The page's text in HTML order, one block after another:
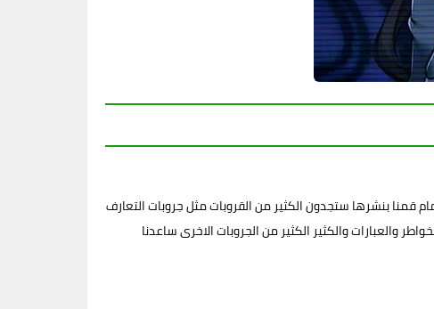
قمنا بنشرها ستجدون الكثير من القروبات مثل جروبات التعارف
والعبارات والكثير الكثير من الجروبات الاخرى ساعدنا